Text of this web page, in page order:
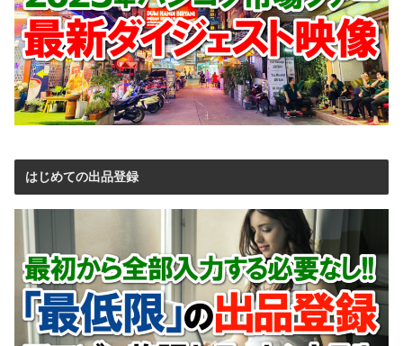
はじめての出品登録